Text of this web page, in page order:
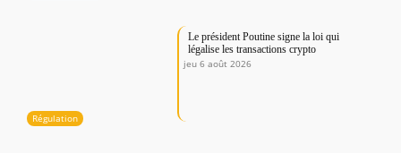
Régulation
Le président Poutine signe la loi qui
légalise les transactions crypto
jeu 6 août 2026